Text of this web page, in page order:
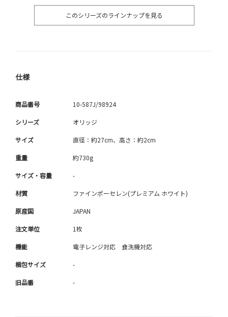
このシリーズのラインナップを見る
仕様
商品番号 10-587J/98924
シリーズ オリッジ
サイズ 直径：約27cm、高さ：約2cm
重量 約730g
サイズ・容量 -
材質 ファインポーセレン(プレミアム ホワイト)
原産国 JAPAN
注文単位 1枚
機能 電子レンジ対応 食洗機対応
梱包サイズ -
旧品番 -